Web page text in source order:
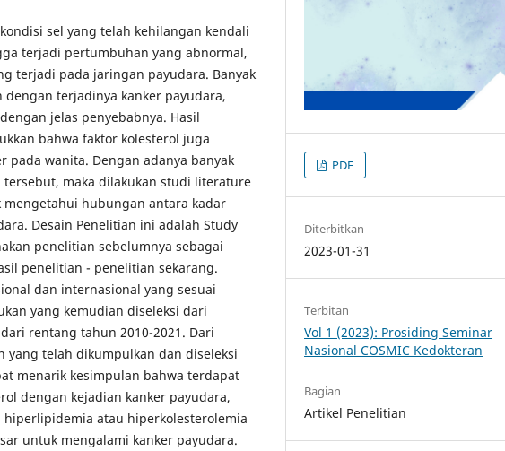
sel yang telah kehilangan kendali
terjadi pertumbuhan yang abnormal,
terjadi pada jaringan payudara. Banyak
terjadinya kanker payudara,
jelas penyebabnya. Hasil
bahwa faktor kolesterol juga
pada wanita. Dengan adanya banyak
maka dilakukan studi literature
hubungan antara kadar
Desain Penelitian ini adalah Study
penelitian sebelumnya sebagai
penelitian - penelitian sekarang.
dan internasional yang sesuai
yang kemudian diseleksi dari
rentang tahun 2010-2021. Dari
telah dikumpulkan dan diseleksi
menarik kesimpulan bahwa terdapat
dengan kejadian kanker payudara,
atau hiperkolesterolemia
untuk mengalami kanker payudara.
PDF
Diterbitkan
2023-01-31
Terbitan
Vol 1 (2023): Prosiding Seminar
Nasional COSMIC Kedokteran
Bagian
Artikel Penelitian